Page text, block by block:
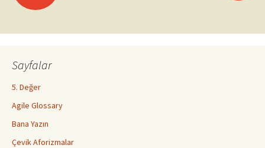
dolaşımı
Sayfalar
5. Değer
Agile Glossary
Bana Yazın
Çevik Aforizmalar